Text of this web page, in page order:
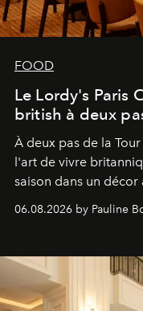
FOOD
Le Lordy's Paris
british à deux
À deux pas de la
l'art de vivre
saison dans un
06.08.2026 by Pauline